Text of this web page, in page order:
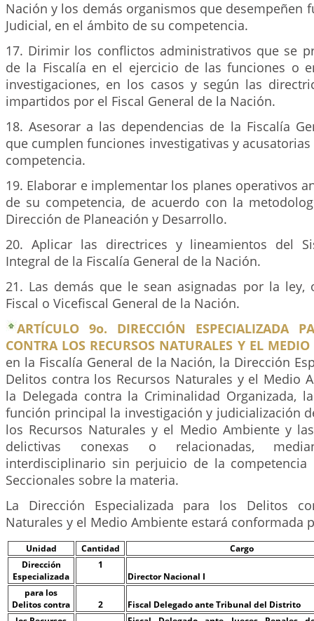
Nación y los demás organismos que desempeñen
Judicial, en el ámbito de su competencia.
17. Dirimir los conflictos administrativos que se
de la Fiscalía en el ejercicio de las funciones o
investigaciones, en los casos y según las
impartidos por el Fiscal General de la Nación.
18. Asesorar a las dependencias de la Fiscalía
que cumplen funciones investigativas y
competencia.
19. Elaborar e implementar los planes operativos
de su competencia, de acuerdo con la
Dirección de Planeación y Desarrollo.
20. Aplicar las directrices y lineamientos del
Integral de la Fiscalía General de la Nación.
21. Las demás que le sean asignadas por la ley,
Fiscal o Vicefiscal General de la Nación.
ARTÍCULO 9o. DIRECCIÓN ESPECIALIZADA
CONTRA LOS RECURSOS NATURALES Y EL
en la Fiscalía General de la Nación, la Dirección
Delitos contra los Recursos Naturales y el Medio
la Delegada contra la Criminalidad Organizada,
función principal la investigación y judicialización
los Recursos Naturales y el Medio Ambiente y
delictivas conexas o relacionadas,
interdisciplinario sin perjuicio de la competencia
Seccionales sobre la materia.
La Dirección Especializada para los Delitos
Naturales y el Medio Ambiente estará conformada
Unidad Cantidad
Cargo
Dirección
Especializada
1
Director Nacional I
para los
Delitos contra
2
Fiscal Delegado ante Tribunal del Distrito